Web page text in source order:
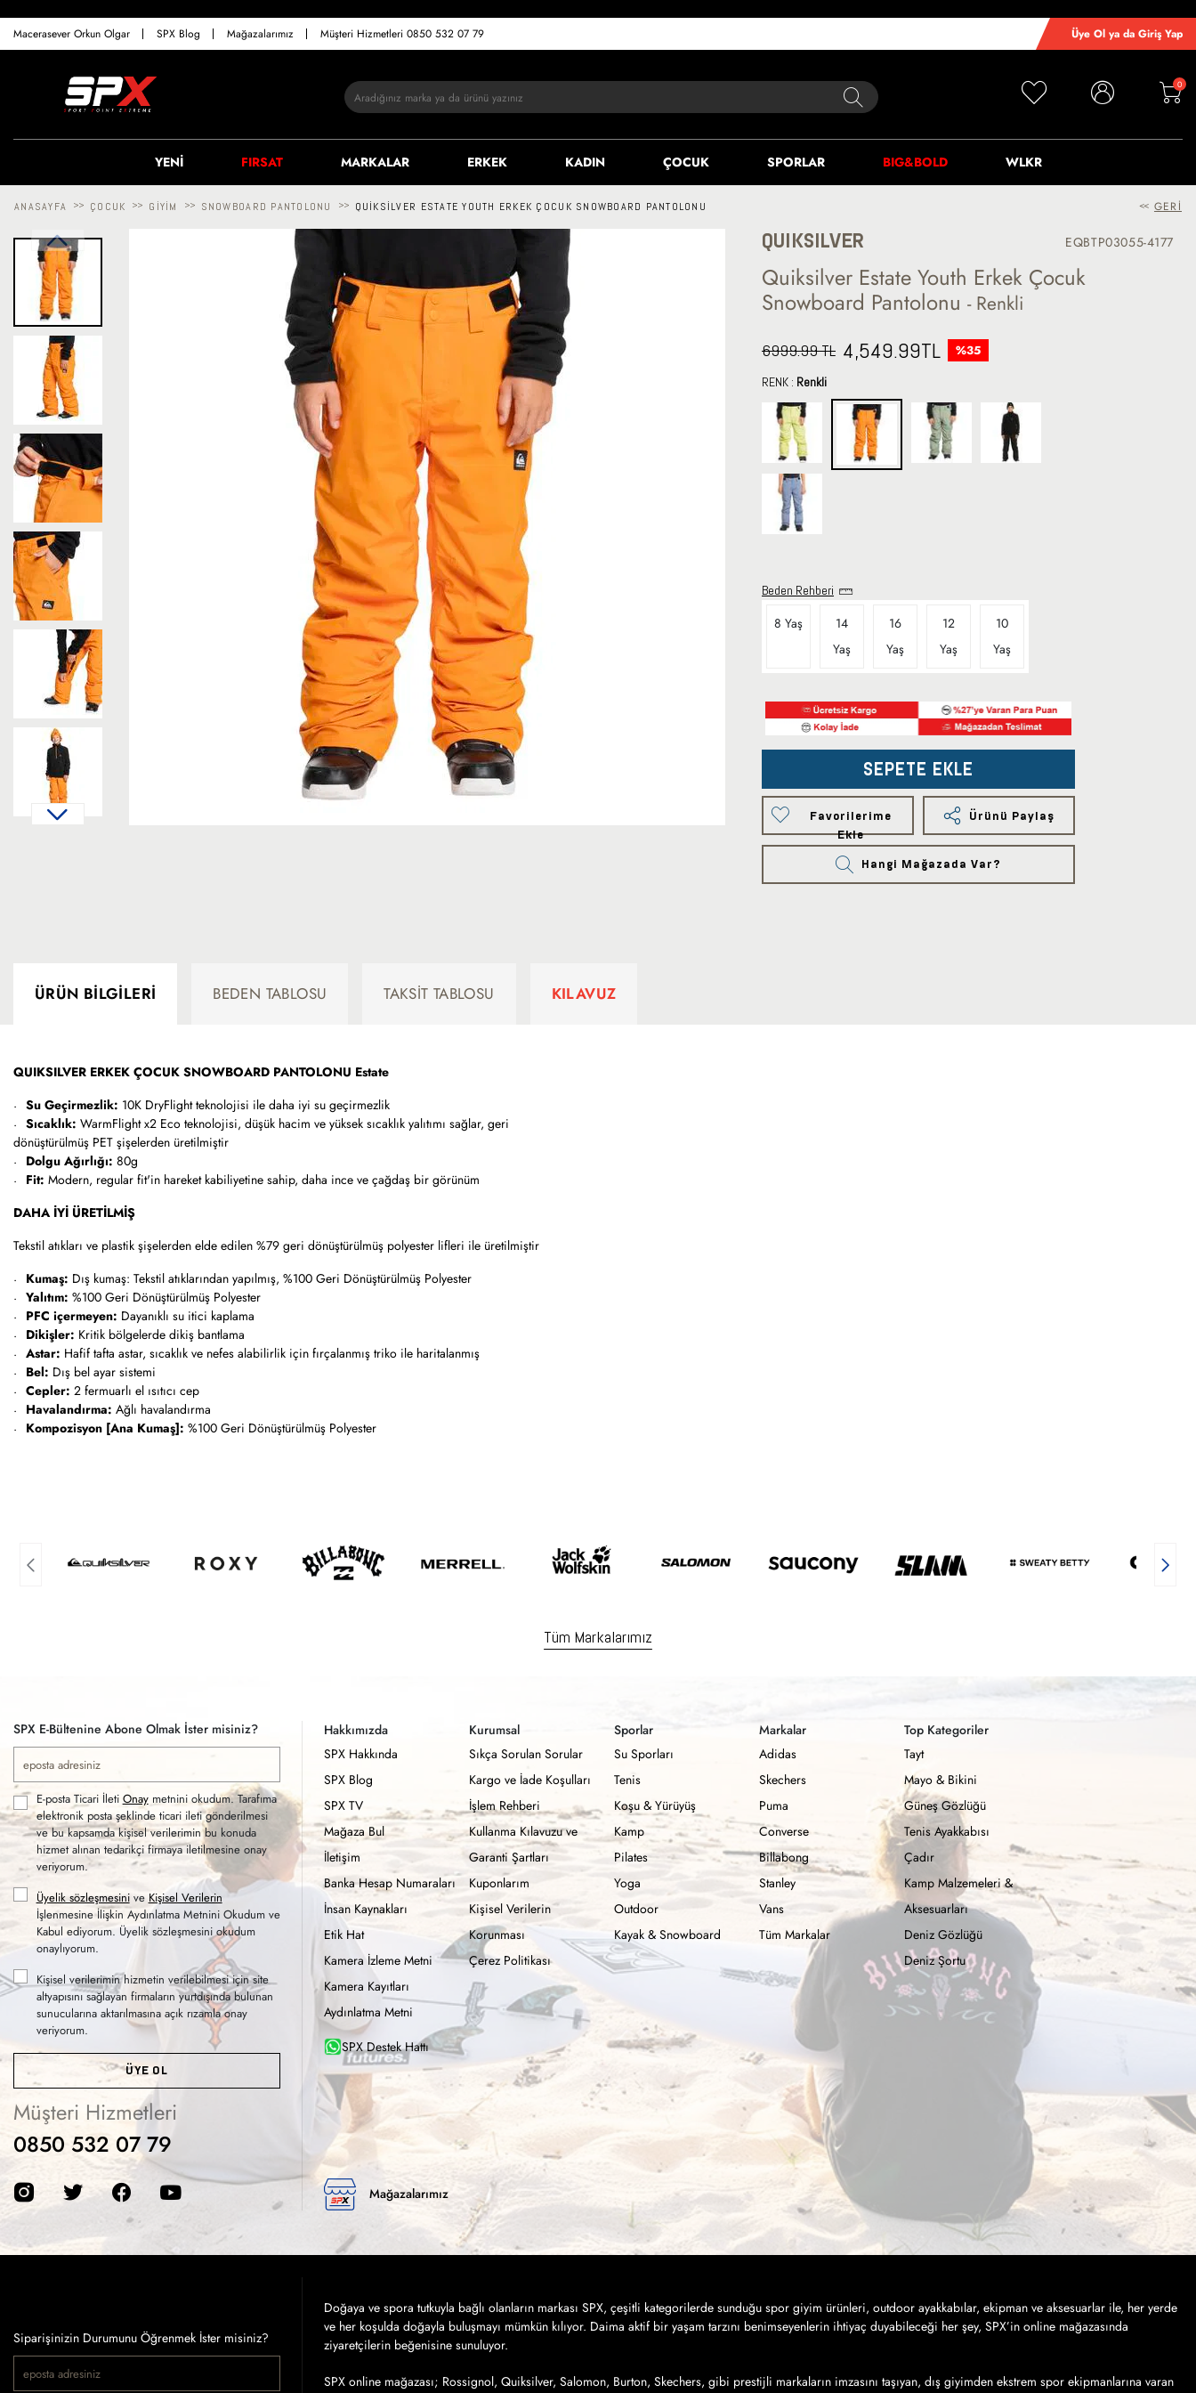
Macerasever Orkun Olgar SPX Blog Mağazalarımız Müşteri Hizmetleri 0850 532 07 79 Üye Ol ya da Giriş Yap
0
YENİ FIRSAT MARKALAR ERKEK KADIN ÇOCUK SPORLAR BIG&BOLD WLKR
ANASAYFA >> ÇOCUK >> GIYIM >> SNOWBOARD PANTOLONU >> QUIKSILVER ESTATE YOUTH ERKEK ÇOCUK SNOWBOARD PANTOLONU << GERI
QUIKSILVER EQBTP03055-4177
Quiksilver Estate Youth Erkek Çocuk
Snowboard Pantolonu - Renkli
6999.99 TL 4,549.99TL %35
RENK : Renkli
Beden Rehberi
8 Yaş
14
Yaş
16
Yaş
12
Yaş
10
Yaş
SEPETE EKLE
Favorilerime
Ekle
Ürünü Paylaş
Hangi Mağazada Var?
ÜRÜN BILGILERI BEDEN TABLOSU TAKSIT TABLOSU KILAVUZ
QUIKSILVER ERKEK ÇOCUK SNOWBOARD PANTOLONU Estate
Su Geçirmezlik: 10K DryFlight teknolojisi ile daha iyi su geçirmezlik
Sıcaklık: WarmFlight x2 Eco teknolojisi, düşük hacim ve yüksek sıcaklık yalıtımı sağlar, geri
dönüştürülmüş PET şişelerden üretilmiştir
Dolgu Ağırlığı: 80g
Fit: Modern, regular fit'in hareket kabiliyetine sahip, daha ince ve çağdaş bir görünüm
DAHA İYİ ÜRETİLMİŞ
Tekstil atıkları ve plastik şişelerden elde edilen %79 geri dönüştürülmüş polyester lifleri ile üretilmiştir
Kumaş: Dış kumaş: Tekstil atıklarından yapılmış, %100 Geri Dönüştürülmüş Polyester
Yalıtım: %100 Geri Dönüştürülmüş Polyester
PFC içermeyen: Dayanıklı su itici kaplama
Dikişler: Kritik bölgelerde dikiş bantlama
Astar: Hafif tafta astar, sıcaklık ve nefes alabilirlik için fırçalanmış triko ile haritalanmış
Bel: Dış bel ayar sistemi
Cepler: 2 fermuarlı el ısıtıcı cep
Havalandırma: Ağlı havalandırma
Kompozisyon [Ana Kumaş]: %100 Geri Dönüştürülmüş Polyester
Tüm Markalarımız
SPX E-Bültenine Abone Olmak İster misiniz?
E-posta Ticari İleti Onaymetnini okudum. Tarafıma
elektronik posta şeklinde ticari ileti gönderilmesi
ve bu kapsamda kişisel verilerimin bu konuda
hizmet alınan tedarikçi firmaya iletilmesine onay
veriyorum.
Üyelik sözleşmesinive Kişisel Verilerin
İşlenmesine İlişkin Aydınlatma Metnini Okudum ve
Kabul ediyorum. Üyelik sözleşmesini okudum
onaylıyorum.
Kişisel verilerimin hizmetin verilebilmesi için site
altyapısını sağlayan firmaların yurtdışında bulunan
sunucularına aktarılmasına açık rızamla onay
veriyorum.
ÜYE OL
Müşteri Hizmetleri
0850 532 07 79
Hakkımızda
SPX Hakkında
SPX Blog
SPX TV
Mağaza Bul
İletişim
Banka Hesap Numaraları
İnsan Kaynakları
Etik Hat
Kamera İzleme Metni
Kamera Kayıtları
Aydınlatma Metni
Kurumsal
Sıkça Sorulan Sorular
Kargo ve İade Koşulları
İşlem Rehberi
Kullanma Kılavuzu ve
Garanti Şartları
Kuponlarım
Kişisel Verilerin
Korunması
Çerez Politikası
Sporlar
Su Sporları
Tenis
Koşu & Yürüyüş
Kamp
Pilates
Yoga
Outdoor
Kayak & Snowboard
Markalar
Adidas
Skechers
Puma
Converse
Billabong
Stanley
Vans
Tüm Markalar
Top Kategoriler
Tayt
Mayo & Bikini
Güneş Gözlüğü
Tenis Ayakkabısı
Çadır
Kamp Malzemeleri &
Aksesuarları
Deniz Gözlüğü
Deniz Şortu
SPX Destek Hattı
Mağazalarımız
Siparişinizin Durumunu Öğrenmek İster misiniz?
Doğaya ve spora tutkuyla bağlı olanların markası SPX, çeşitli kategorilerde sunduğu spor giyim ürünleri, outdoor ayakkabılar, ekipman ve aksesuarlar ile, her yerde
ve her koşulda doğayla buluşmayı mümkün kılıyor. Daima aktif bir yaşam tarzını benimseyenlerin ihtiyaç duyabileceği her şey, SPX’in online mağazasında
ziyaretçilerin beğenisine sunuluyor.
SPX online mağazası; Rossignol, Quiksilver, Salomon, Burton, Skechers, gibi prestijli markaların imzasını taşıyan, dış giyimden ekstrem spor ekipmanlarına varan